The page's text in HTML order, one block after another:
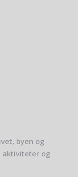
byen og
aktiviteter og